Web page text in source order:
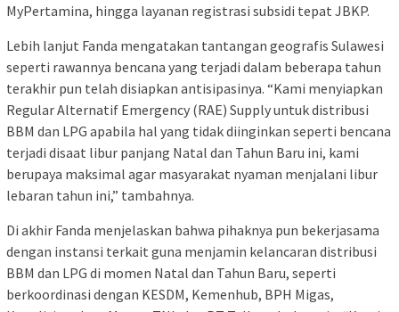
MyPertamina, hingga layanan registrasi subsidi tepat JBKP.
Lebih lanjut Fanda mengatakan tantangan geografis Sulawesi
seperti rawannya bencana yang terjadi dalam beberapa tahun
terakhir pun telah disiapkan antisipasinya. “Kami menyiapkan
Regular Alternatif Emergency (RAE) Supply untuk distribusi
BBM dan LPG apabila hal yang tidak diinginkan seperti bencana
terjadi disaat libur panjang Natal dan Tahun Baru ini, kami
berupaya maksimal agar masyarakat nyaman menjalani libur
lebaran tahun ini,” tambahnya.
Di akhir Fanda menjelaskan bahwa pihaknya pun bekerjasama
dengan instansi terkait guna menjamin kelancaran distribusi
BBM dan LPG di momen Natal dan Tahun Baru, seperti
berkoordinasi dengan KESDM, Kemenhub, BPH Migas,